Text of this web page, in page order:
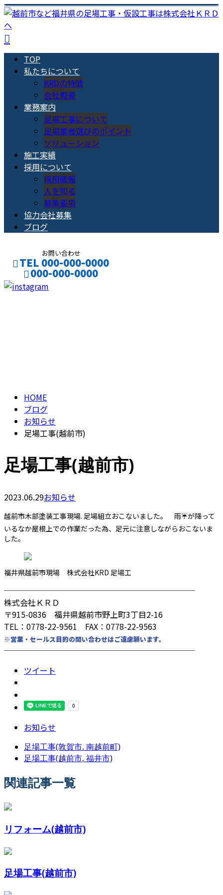
TOP
私たちについて
KRDの特徴
会社概要
業務案内
足場工事について
足場業者選びのポイント
ソリューション
施工実績
採用について
採用情報
人を知る
募集要項
協力会社募集
ブログ
お問い合わせ
TEL 000-000-0000
000-000-0000
HOME
ブログ
お知らせ
足場工事(越前市)
足場工事(越前市)
2023.06.29お知らせ
越前市木部塗装工事現場. 足場組立おこないました。 雨☔️が降って
いるなか屋根上での作業だった為、足元に注意しながらおこないま
した。
福井県越前市現場 株式会社KRD 足場工
────────────────────────
株式会社ＫＲＤ
〒915-0836 福井県越前市野上町3丁目2-16
TEL：0778-22-9561 FAX：0778-22-9563
※営業・セールス目的の問い合わせはご遠慮願います。
────────────────────────
ツイート
お知らせ
足場工事(敦賀市. 南越前町)
足場工事(越前市, 福井市)
関連記事一覧
リフォーム(越前市)
足場工事(越前市)